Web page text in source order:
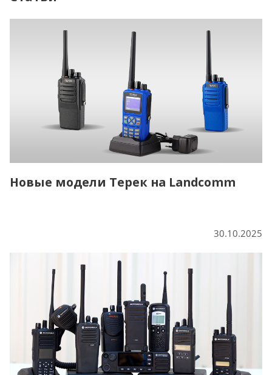
Новые модели Терек на Landcomm
30.10.2025